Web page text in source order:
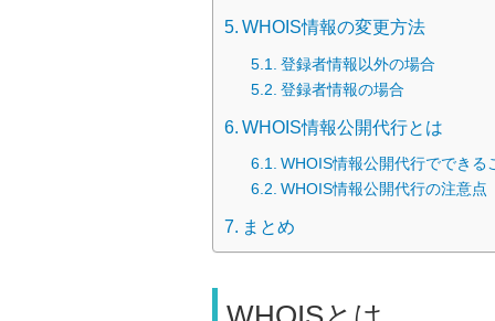
WHOIS情報の変更方法
登録者情報以外の場合
登録者情報の場合
WHOIS情報公開代行とは
WHOIS情報公開代行でできる
WHOIS情報公開代行の注意点
まとめ